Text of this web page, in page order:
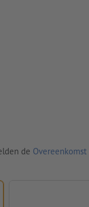
de